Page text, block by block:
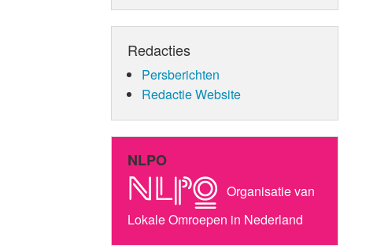
Redacties
Persberichten
Redactie Website
NLPO
Organisatie van
Lokale Omroepen in Nederland